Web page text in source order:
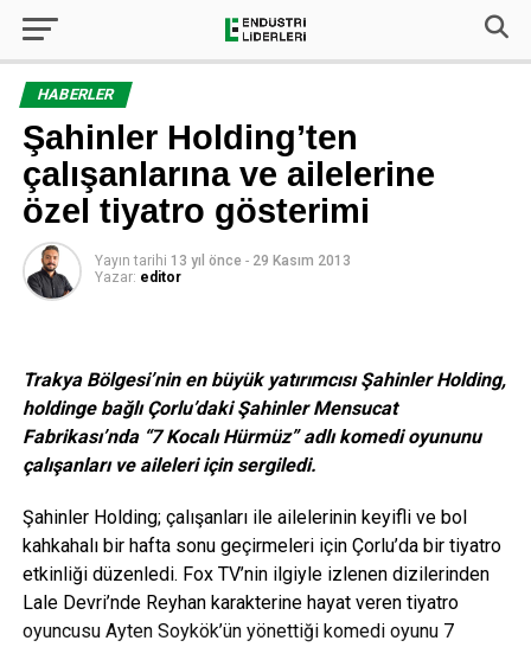
HABERLER
Şahinler Holding’ten
çalışanlarına ve ailelerine
özel tiyatro gösterimi
Yayın tarihi 13 yıl önce - 29 Kasım 2013
Yazar: editor
Trakya Bölgesi’nin en büyük yatırımcısı Şahinler Holding,
holdinge bağlı Çorlu’daki Şahinler Mensucat
Fabrikası’nda “7 Kocalı Hürmüz” adlı komedi oyununu
çalışanları ve aileleri için sergiledi.
Şahinler Holding; çalışanları ile ailelerinin keyifli ve bol
kahkahalı bir hafta sonu geçirmeleri için Çorlu’da bir tiyatro
etkinliği düzenledi. Fox TV’nin ilgiyle izlenen dizilerinden
Lale Devri’nde Reyhan karakterine hayat veren tiyatro
oyuncusu Ayten Soykök’ün yönettiği komedi oyunu 7